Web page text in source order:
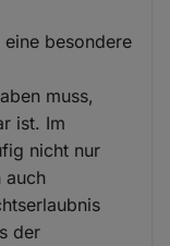
besondere
muss,
ist. Im
nicht nur
auch
der